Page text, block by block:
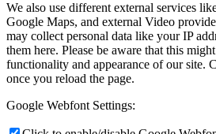
We also use different external services
Google Maps, and external Video
may collect personal data like your IP
them here. Please be aware that this
functionality and appearance of our site.
once you reload the page.
Google Webfont Settings: